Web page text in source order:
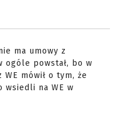
ma umowy z
ogóle powstał, bo w
mówił o tym, że
wsiedli na WE w